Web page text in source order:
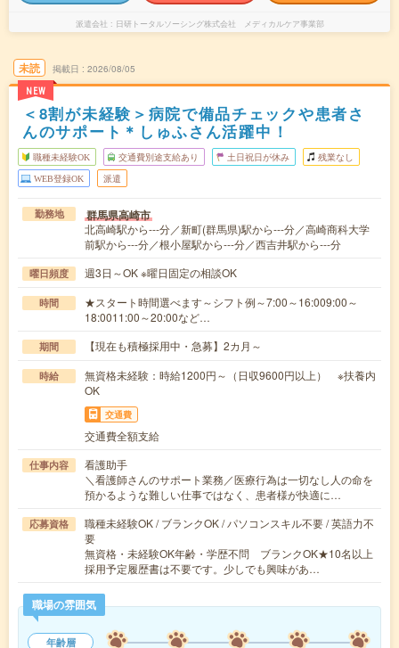
派遣会社 日研トータルソーシング株式会社 メディカルケア事業部
未読
NEW
掲載日 2026/08/05
＜8割が未経験＞病院で備品チェックや患者さ
んのサポート＊しゅふさん活躍中！
職種未経験OK 交通費別途支給あり 土日祝日が休み 残業なし
WEB登録OK 派遣
勤務地 群馬県高崎市
北高崎駅から---分／新町(群馬県)駅から---分／高崎商科大学
前駅から---分／根小屋駅から---分／西吉井駅から---分
曜日頻度 週3日～OK ※曜日固定の相談OK
時間
★スタート時間選べます～シフト例～7:00～16:009:00～
18:0011:00～20:00など…
期間 【現在も積極採用中・急募】2カ月～
時給
無資格未経験：時給1200円～（日収9600円以上） ※扶養内
OK
交通費
交通費全額支給
仕事内容
看護助手
＼看護師さんのサポート業務／医療行為は一切なし人の命を
預かるような難しい仕事ではなく、患者様が快適に…
応募資格
職種未経験OK / ブランクOK / パソコンスキル不要 / 英語力不
要
無資格・未経験OK年齢・学歴不問 ブランクOK★10名以上
採用予定履歴書は不要です。少しでも興味があ…
職場の雰囲気
年齢層